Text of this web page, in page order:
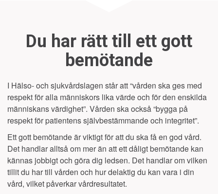
Du har rätt till ett gott
bemötande
I Hälso- och sjukvårdslagen står att “vården ska ges med
respekt för alla människors lika värde och för den enskilda
människans värdighet”. Vården ska också “bygga på
respekt för patientens självbestämmande och integritet”.
Ett gott bemötande är viktigt för att du ska få en god vård.
Det handlar alltså om mer än att ett dåligt bemötande kan
kännas jobbigt och göra dig ledsen. Det handlar om vilken
tillit du har till vården och hur delaktig du kan vara i din
vård, vilket påverkar vårdresultatet.